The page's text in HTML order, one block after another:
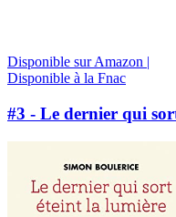
Disponible sur Amazon |
Disponible à la Fnac
#3 - Le dernier qui